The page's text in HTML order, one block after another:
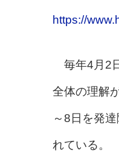
https://
毎年4月2
全体の理解
～8日を発
れている。